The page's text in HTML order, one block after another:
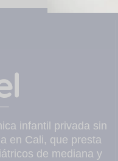
infantil privada sin
en Cali, que presta
de mediana y